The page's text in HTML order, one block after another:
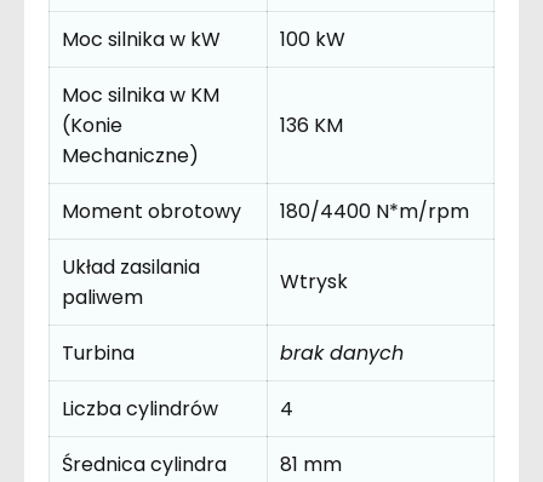
Moc silnika w kW
100 kW
Moc silnika w KM
(Konie
Mechaniczne)
136 KM
Moment obrotowy
180/4400 N*m/rpm
Układ zasilania
paliwem
Wtrysk
Turbina
brak danych
Liczba cylindrów
4
Średnica cylindra
81 mm